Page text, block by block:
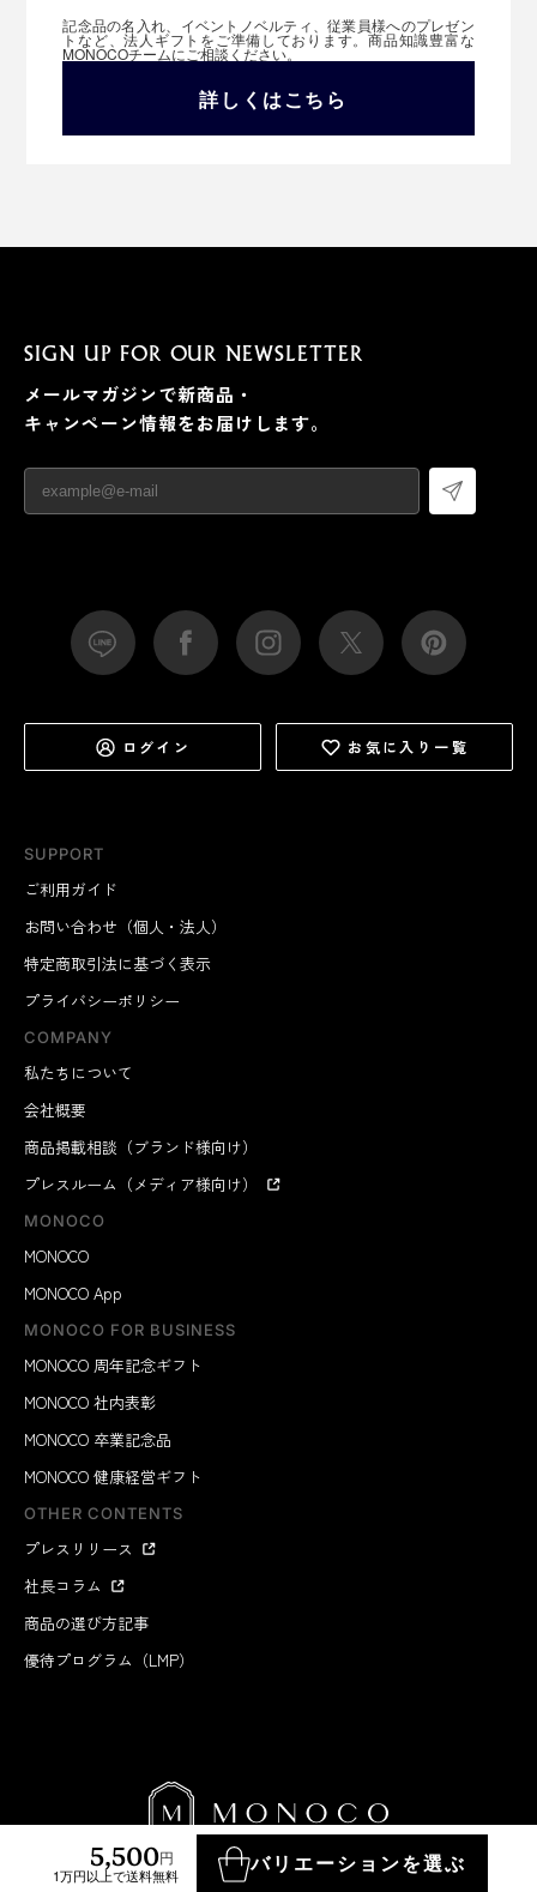
記念品の名入れ、イベントノベルティ、従業員様へのプレゼン
トなど、法人ギフトをご準備しております。商品知識豊富な
MONOCOチームにご相談ください。
詳しくはこちら
5,500円
1万円以上で送料無料
バリエーションを選ぶ
SUPPORT
ご利用ガイド
お問い合わせ（個人・法人）
特定商取引法に基づく表示
プライバシーポリシー
COMPANY
私たちについて
会社概要
商品掲載相談（ブランド様向け）
プレスルーム（メディア様向け）
MONOCO
MONOCO
MONOCO App
MONOCO FOR BUSINESS
MONOCO 周年記念ギフト
MONOCO 社内表彰
MONOCO 卒業記念品
MONOCO 健康経営ギフト
OTHER CONTENTS
プレスリリース
社長コラム
商品の選び方記事
優待プログラム（LMP）
SIGN UP FOR OUR NEWSLETTER
メールマガジンで新商品・
キャンペーン情報をお届けします。
ログイン お気に入り一覧
MONOCO INC.